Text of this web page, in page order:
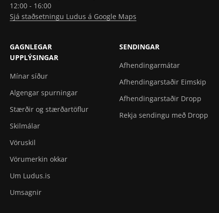
12:00 - 16:00
Sjá staðsetningu Ludus á Google Maps
GAGNLEGAR
UPPLÝSINGAR
Mínar síður
Algengar spurningar
Stærðir og stærðartöflur
Skilmálar
Vöruskil
Vörumerkin okkar
Um Ludus.is
Umsagnir
SENDINGAR
Afhendingarmátar
Afhendingarstaðir Eimskip
Afhendingarstaðir Dropp
Rekja sendingu með Dropp